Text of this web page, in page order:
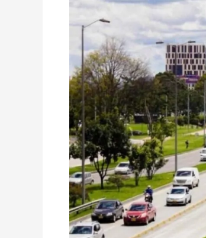
para
exención
Pico
Placa
se
podría
efectuar
diariamente